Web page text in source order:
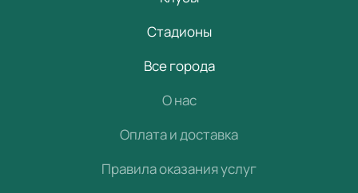
Стадионы
Все города
О нас
Оплата и доставка
Правила оказания услуг